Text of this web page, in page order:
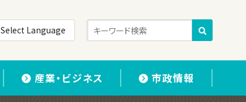
Select Language
産業・ビジネス 市政情報